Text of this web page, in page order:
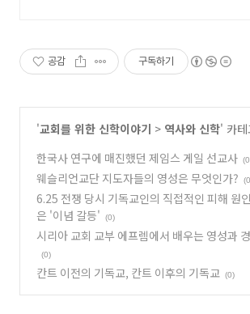
공감 구독하기
'교회를 위한 신학이야기 > 역사와 신학' 카
한국사 연구에 매진했던 제임스 게일 선교사
웨슬리언교단 지도자들의 영성은 무엇인가?
6.25 전쟁 당시 기독교인의 직접적인 피해 원인
은 '이념 갈등'
(0)
시리아 교회 교부 에프렘에서 배우는 영성과
(0)
칸트 이전의 기독교, 칸트 이후의 기독교 (0)